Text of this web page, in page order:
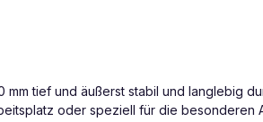
tief und äußerst stabil und langlebig
oder speziell für die besonderen